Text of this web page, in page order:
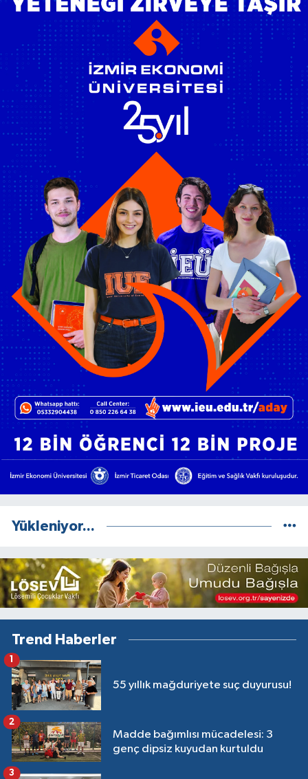
Yükleniyor...
Trend Haberler
55 yıllık mağduriyete suç duyurusu!
1
Madde bağımlısı mücadelesi: 3
genç dipsiz kuyudan kurtuldu
2
3